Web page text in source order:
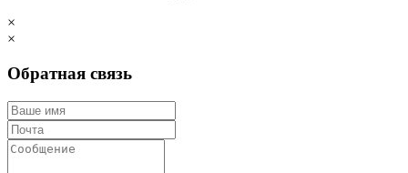
×
×
Обратная связь